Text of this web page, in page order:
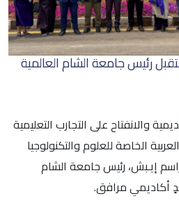
رئيس جامعة الشام العالمية
والانفتاح على التجارب التعليمية
الخاصة للعلوم والتكنولوجيا
2026 الدكتور راسم إيـبش، رئيس جامعة الشام
أكاديمي مرافق.